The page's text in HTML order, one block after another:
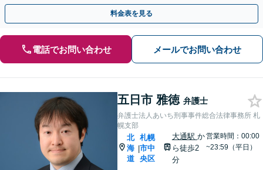
【スピード対応】
料金表を見る
電話でお問い合わせ メールでお問い合わせ
五日市 雅徳 弁護士
弁護士法人あいち刑事事件総合法律事務所 札
幌支部
北
海
道
|
札幌
市中
央区
大通駅 か
ら徒歩2
分
営業時間：00:00
~23:59（平日）